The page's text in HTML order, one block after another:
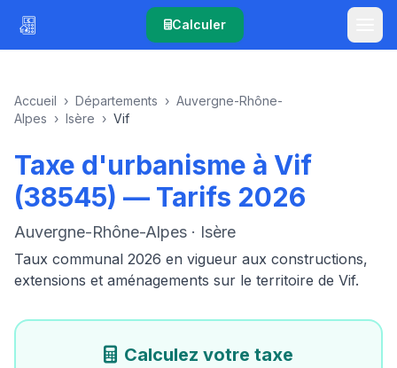
Calculer
Accueil › Départements › Auvergne-Rhône-
Alpes › Isère › Vif
Taxe d'urbanisme à Vif
(38545) — Tarifs 2026
Auvergne-Rhône-Alpes · Isère
Taux communal 2026 en vigueur aux constructions,
extensions et aménagements sur le territoire de Vif.
Calculez votre taxe